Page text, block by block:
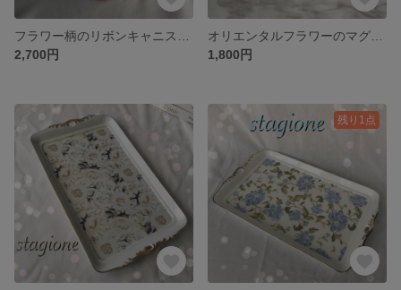
2,700円
1,800円
残り1点